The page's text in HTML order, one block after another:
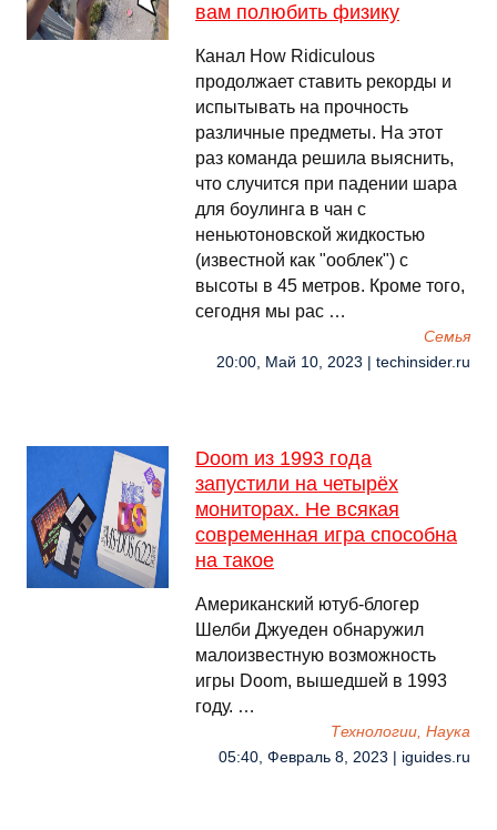
вам полюбить физику
Канал How Ridiculous
продолжает ставить рекорды и
испытывать на прочность
различные предметы. На этот
раз команда решила выяснить,
что случится при падении шара
для боулинга в чан с
неньютоновской жидкостью
(известной как "ооблек") с
высоты в 45 метров. Кроме того,
сегодня мы рас …
Семья
20:00, Май 10, 2023 | techinsider.ru
Doom из 1993 года
запустили на четырёх
мониторах. Не всякая
современная игра способна
на такое
Американский ютуб-блогер
Шелби Джуеден обнаружил
малоизвестную возможность
игры Doom, вышедшей в 1993
году. …
Технологии, Наука
05:40, Февраль 8, 2023 | iguides.ru